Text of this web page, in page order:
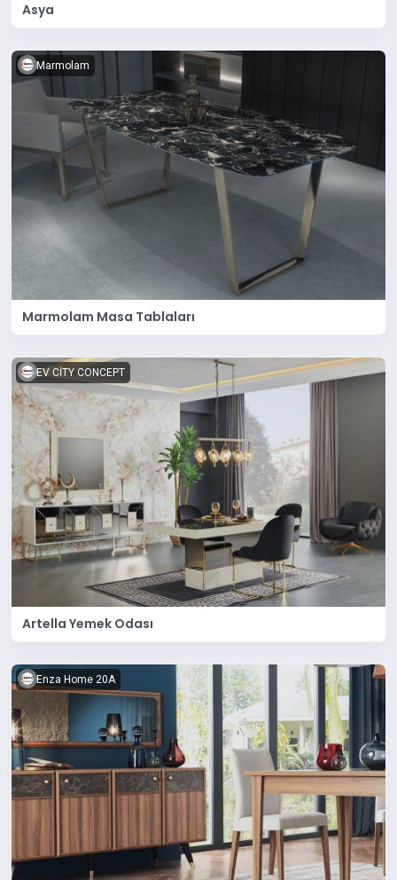
Asya
Marmolam
Marmolam Masa Tablaları
EV CİTY CONCEPT
Artella Yemek Odası
Enza Home 20A